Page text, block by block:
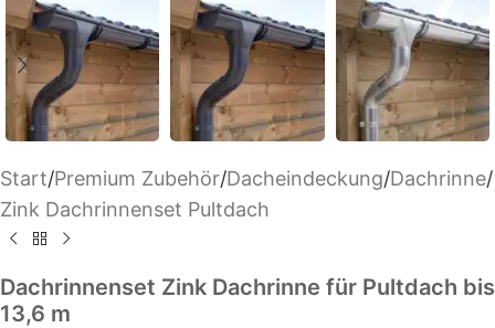
Start/Premium Zubehör/Dacheindeckung/Dachrinne/
Zink Dachrinnenset Pultdach
Dachrinnenset Zink Dachrinne für Pultdach bis
13,6 m